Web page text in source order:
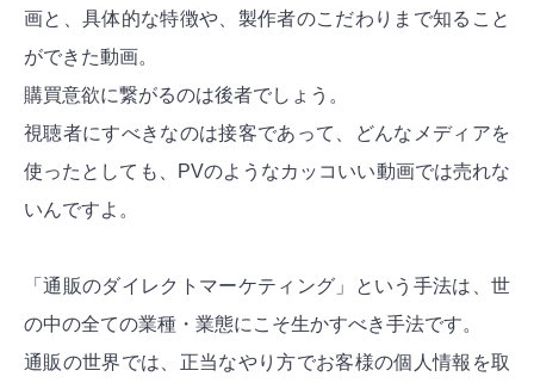
画と、具体的な特徴や、製作者のこだわりまで知ること
ができた動画。
購買意欲に繋がるのは後者でしょう。
視聴者にすべきなのは接客であって、どんなメディアを
使ったとしても、PVのようなカッコいい動画では売れな
いんですよ。
「通販のダイレクトマーケティング」という手法は、世
の中の全ての業種・業態にこそ生かすべき手法です。
通販の世界では、正当なやり方でお客様の個人情報を取